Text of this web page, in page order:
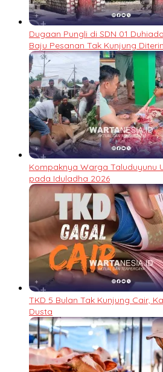
Dugaan Pungli di SDN 01
Baju Pesanan Tak Kunjung
Kompaknya Warga Taluduyunu
pada Iduladha 2026
TKD 5 Bulan Tak Kunjung Cair,
Dusta